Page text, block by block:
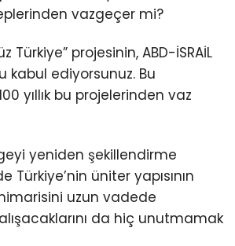
vazgeçer mi?
Türkiye” projesinin, ABD-İSRAİL
kabul ediyorsunuz. Bu
yıllık bu projelerinden vaz
yeniden şekillendirme
Türkiye’nin üniter yapısının
uzun vadede
da hiç unutmamak